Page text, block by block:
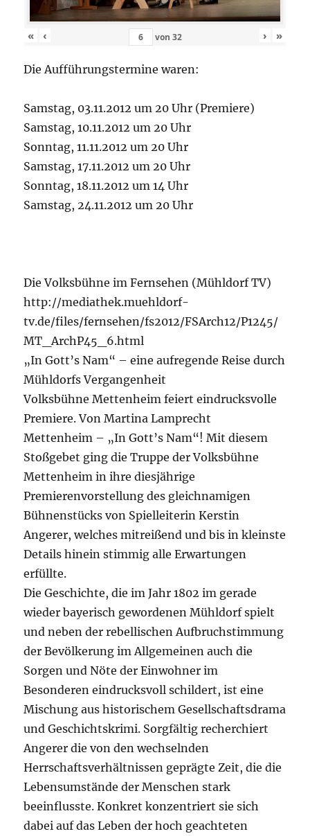
« ‹ von 32 › »
Die Aufführungstermine waren:
Samstag, 03.11.2012 um 20 Uhr (Premiere)
Samstag, 10.11.2012 um 20 Uhr
Sonntag, 11.11.2012 um 20 Uhr
Samstag, 17.11.2012 um 20 Uhr
Sonntag, 18.11.2012 um 14 Uhr
Samstag, 24.11.2012 um 20 Uhr
Die Volksbühne im Fernsehen (Mühldorf TV)
http://mediathek.muehldorf-
tv.de/files/fernsehen/fs2012/FSArch12/P1245/
MT_ArchP45_6.html
„In Gott’s Nam“ – eine aufregende Reise durch
Mühldorfs Vergangenheit
Volksbühne Mettenheim feiert eindrucksvolle
Premiere. Von Martina Lamprecht
Mettenheim – „In Gott’s Nam“! Mit diesem
Stoßgebet ging die Truppe der Volksbühne
Mettenheim in ihre diesjährige
Premierenvorstellung des gleichnamigen
Bühnenstücks von Spielleiterin Kerstin
Angerer, welches mitreißend und bis in kleinste
Details hinein stimmig alle Erwartungen
erfüllte.
Die Geschichte, die im Jahr 1802 im gerade
wieder bayerisch gewordenen Mühldorf spielt
und neben der rebellischen Aufbruchstimmung
der Bevölkerung im Allgemeinen auch die
Sorgen und Nöte der Einwohner im
Besonderen eindrucksvoll schildert, ist eine
Mischung aus historischem Gesellschaftsdrama
und Geschichtskrimi. Sorgfältig recherchiert
Angerer die von den wechselnden
Herrschaftsverhältnissen geprägte Zeit, die die
Lebensumstände der Menschen stark
beeinflusste. Konkret konzentriert sie sich
dabei auf das Leben der hoch geachteten